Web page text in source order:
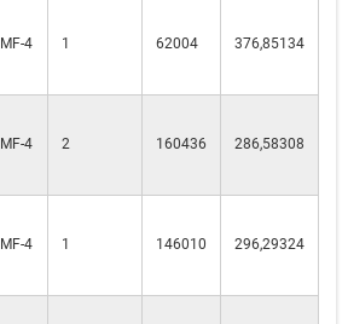
MF-4 1 62004 376,85134
MF-4 2 160436 286,58308
MF-4 1 146010 296,29324